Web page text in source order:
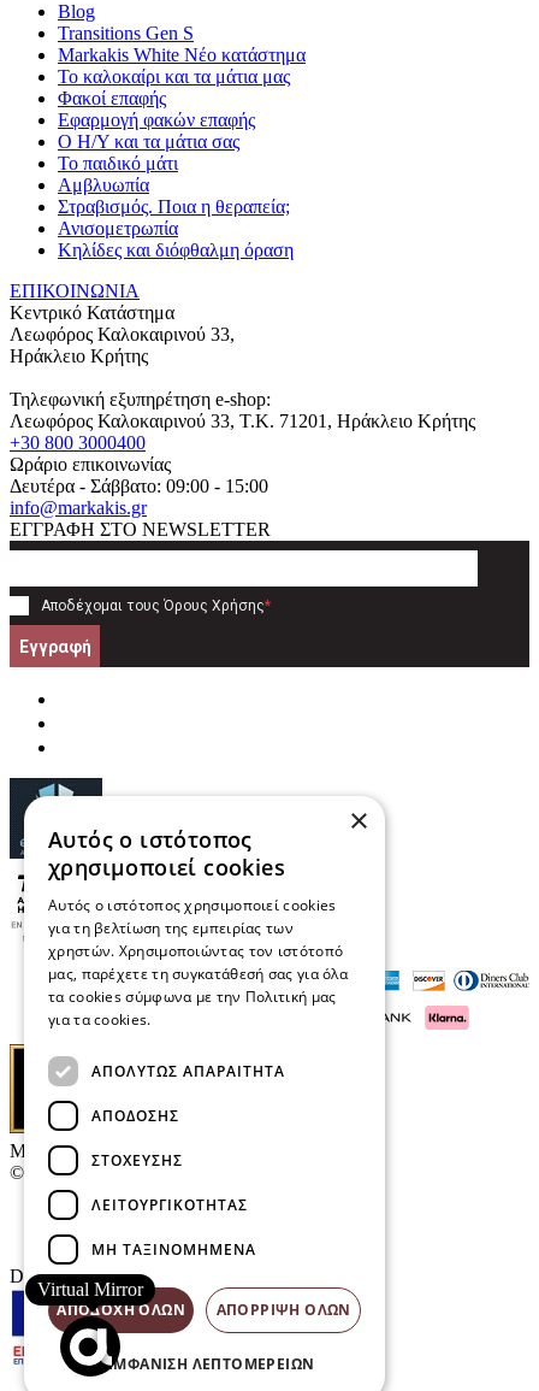
Blog
Transitions Gen S
Markakis White Νέο κατάστημα
Το καλοκαίρι και τα μάτια μας
Φακοί επαφής
Εφαρμογή φακών επαφής
Ο Η/Υ και τα μάτια σας
Το παιδικό μάτι
Αμβλυωπία
Στραβισμός. Ποια η θεραπεία;
Ανισομετρωπία
Κηλίδες και διόφθαλμη όραση
ΕΠΙΚΟΙΝΩΝΙΑ
Κεντρικό Κατάστημα
Λεωφόρος Καλοκαιρινού 33,
Ηράκλειο Κρήτης
Τηλεφωνική εξυπηρέτηση e-shop:
Λεωφόρος Καλοκαιρινού 33, T.K. 71201, Ηράκλειο Κρήτης
+30 800 3000400
Ωράριο επικοινωνίας
Δευτέρα - Σάββατο: 09:00 - 15:00
info@markakis.gr
ΕΓΓΡΑΦΗ ΣΤΟ NEWSLETTER
Αποδέχομαι τους Όρους Χρήσης*
Εγγραφή
Μαρκάκης Οπτικά
© 2026
Επικοινωνία
E-Volution Awards
Designed & developed by
Virtual Mirror
×
Αυτός ο ιστότοπος
χρησιμοποιεί cookies
Αυτός ο ιστότοπος χρησιμοποιεί cookies
για τη βελτίωση της εμπειρίας των
χρηστών. Χρησιμοποιώντας τον ιστότοπό
μας, παρέχετε τη συγκατάθεσή σας για όλα
τα cookies σύμφωνα με την Πολιτική μας
για τα cookies.
ΑΠΟΛΎΤΩΣ ΑΠΑΡΑΊΤΗΤΑ
ΑΠΌΔΟΣΗΣ
ΣΤΌΧΕΥΣΗΣ
ΛΕΙΤΟΥΡΓΙΚΌΤΗΤΑΣ
ΜΗ ΤΑΞΙΝΟΜΗΜΈΝΑ
ΑΠΟΔΟΧΉ ΌΛΩΝ ΑΠΌΡΡΙΨΗ ΌΛΩΝ
ΕΜΦΆΝΙΣΗ ΛΕΠΤΟΜΕΡΕΙΏΝ